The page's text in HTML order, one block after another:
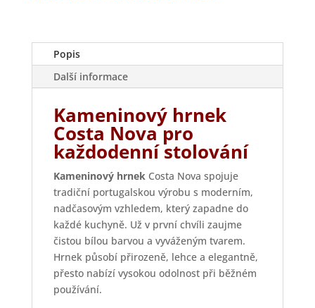
Popis
Další informace
Kameninový hrnek
Costa Nova pro
každodenní stolování
Kameninový hrnekCosta Nova spojuje
tradiční portugalskou výrobu s moderním,
nadčasovým vzhledem, který zapadne do
každé kuchyně. Už v první chvíli zaujme
čistou bílou barvou a vyváženým tvarem.
Hrnek působí přirozeně, lehce a elegantně,
přesto nabízí vysokou odolnost při běžném
používání.